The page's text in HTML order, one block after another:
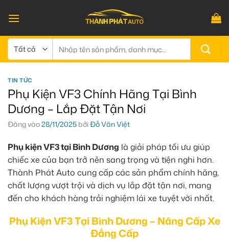
qua
dung
kiếm:
TIN TỨC
Phụ Kiện VF3 Chính Hãng Tại Bình
Dương – Lắp Đặt Tận Nơi
Đăng vào28/11/2025 bởiĐỗ Văn Việt
Phụ kiện VF3 tại Bình Dương là giải pháp tối ưu giúp
chiếc xe của bạn trở nên sang trọng và tiện nghi hơn.
Thành Phát Auto cung cấp các sản phẩm chính hãng,
chất lượng vượt trội và dịch vụ lắp đặt tận nơi, mang
đến cho khách hàng trải nghiệm lái xe tuyệt vời nhất.
Phụ Kiện VF3 Tại Bình Dương – Nâng Cấp Xe
Đẳng Cấp